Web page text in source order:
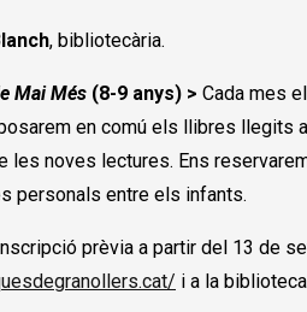
, bibliotecària.
Mai Més (8-9 anys) > Cada mes
en comú els llibres llegits
les noves lectures. Ens
personals entre els infants.
prèvia a partir del 13 de
i a la